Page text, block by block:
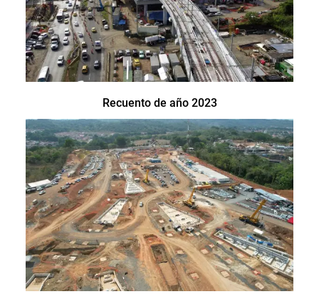
Recuento de año 2023